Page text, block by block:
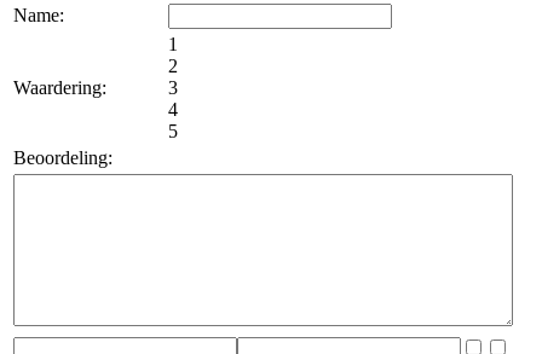
Name:
Waardering:
1
2
3
4
5
Beoordeling: